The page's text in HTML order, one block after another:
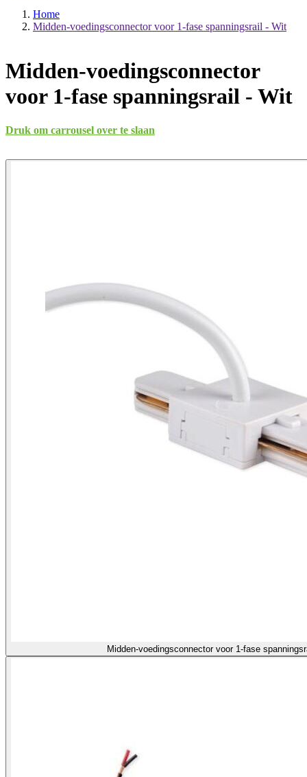
Home
Midden-voedingsconnector voor 1-fase spanningsrail - Wit
Midden-voedingsconnector
voor 1-fase spanningsrail - Wit
Druk om carrousel over te slaan
Midden-voedingsconnector voor 1-fase